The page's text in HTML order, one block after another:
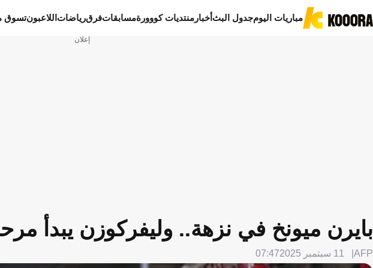
مباريات اليومجدول البثأخبار منتديات كووورةمسابقاتفرقرياضات اللاعبونتسوق
إعلان
بايرن ميونخ في نزهة.. وليفركوزن يبدأ
AFP 11 سبتمبر 2025 07:47